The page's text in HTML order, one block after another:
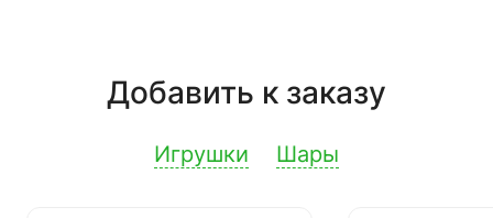
Добавить к заказу
Игрушки Шары